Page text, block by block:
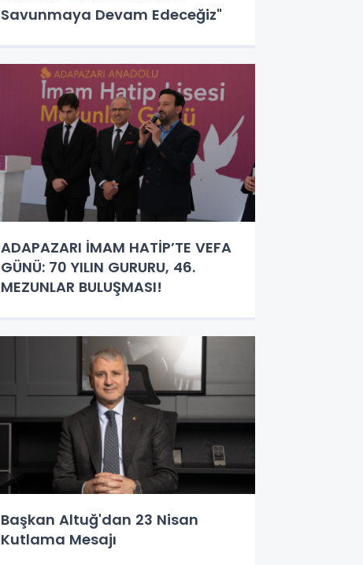
Savunmaya Devam Edeceğiz"
ADAPAZARI İMAM HATİP’TE VEFA
GÜNÜ: 70 YILIN GURURU, 46.
MEZUNLAR BULUŞMASI!
Başkan Altuğ'dan 23 Nisan
Kutlama Mesajı